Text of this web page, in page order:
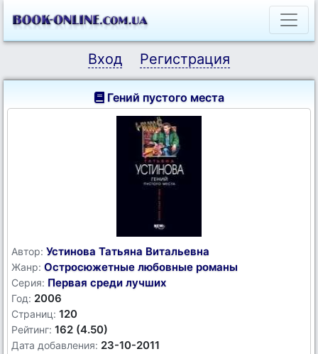
Вход Регистрация
Гений пустого места
Автор: Устинова Татьяна Витальевна
Жанр: Остросюжетные любовные романы
Серия: Первая среди лучших
Год: 2006
Страниц: 120
Рейтинг: 162 (4.50)
Дата добавления: 23-10-2011